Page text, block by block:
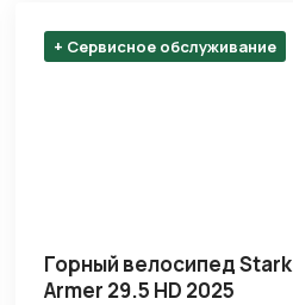
+ Сервисное обслуживание
Горный велосипед Stark
Armer 29.5 HD 2025